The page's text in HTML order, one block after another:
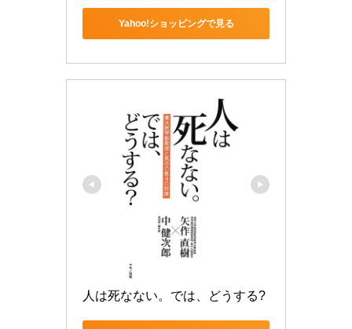
Yahoo!ショッピングで見る
人は死なない。では、どうする?